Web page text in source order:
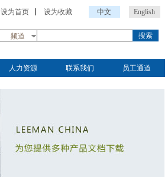
设为首页 设为收藏 中文 English
频道 搜索
人力资源 联系我们 员工通道